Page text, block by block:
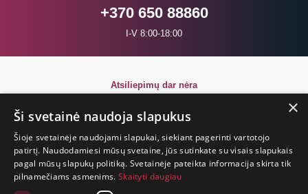
+370 650 88860
I-V 8:00-18:00
Atsiliepimų dar nėra
GYVENIMAS
TRUMPAS.
×
Ši svetainė naudoja slapukus
Šioje svetainėje naudojami slapukai, siekiant pagerinti vartotojo
patirtį. Naudodamiesi mūsų svetaine, jūs sutinkate su visais slapukais
pagal mūsų slapukų politiką. Svetainėje pateikta informacija skirta tik
pilnamečiams asmenims. Skaityti daugiau